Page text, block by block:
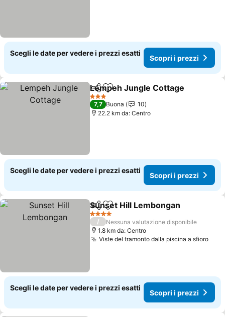
Scegli le date per vedere i prezzi esatti
Scopri i prezzi
CondividiAggiungi ai preferiti
Lempeh Jungle Cottage
3 Stelle
7,7 Buona
10
22.2 km da: Centro
Scegli le date per vedere i prezzi esatti
Scopri i prezzi
CondividiAggiungi ai preferiti
Sunset Hill Lembongan
4 Stelle
/
Nessuna valutazione disponibile
1.8 km da: Centro
Viste del tramonto dalla piscina a sfioro
Scegli le date per vedere i prezzi esatti
Scopri i prezzi